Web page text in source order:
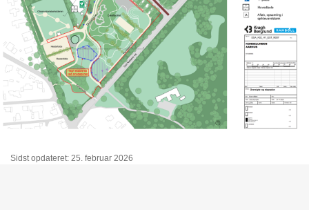
Sidst opdateret: 25. februar 2026